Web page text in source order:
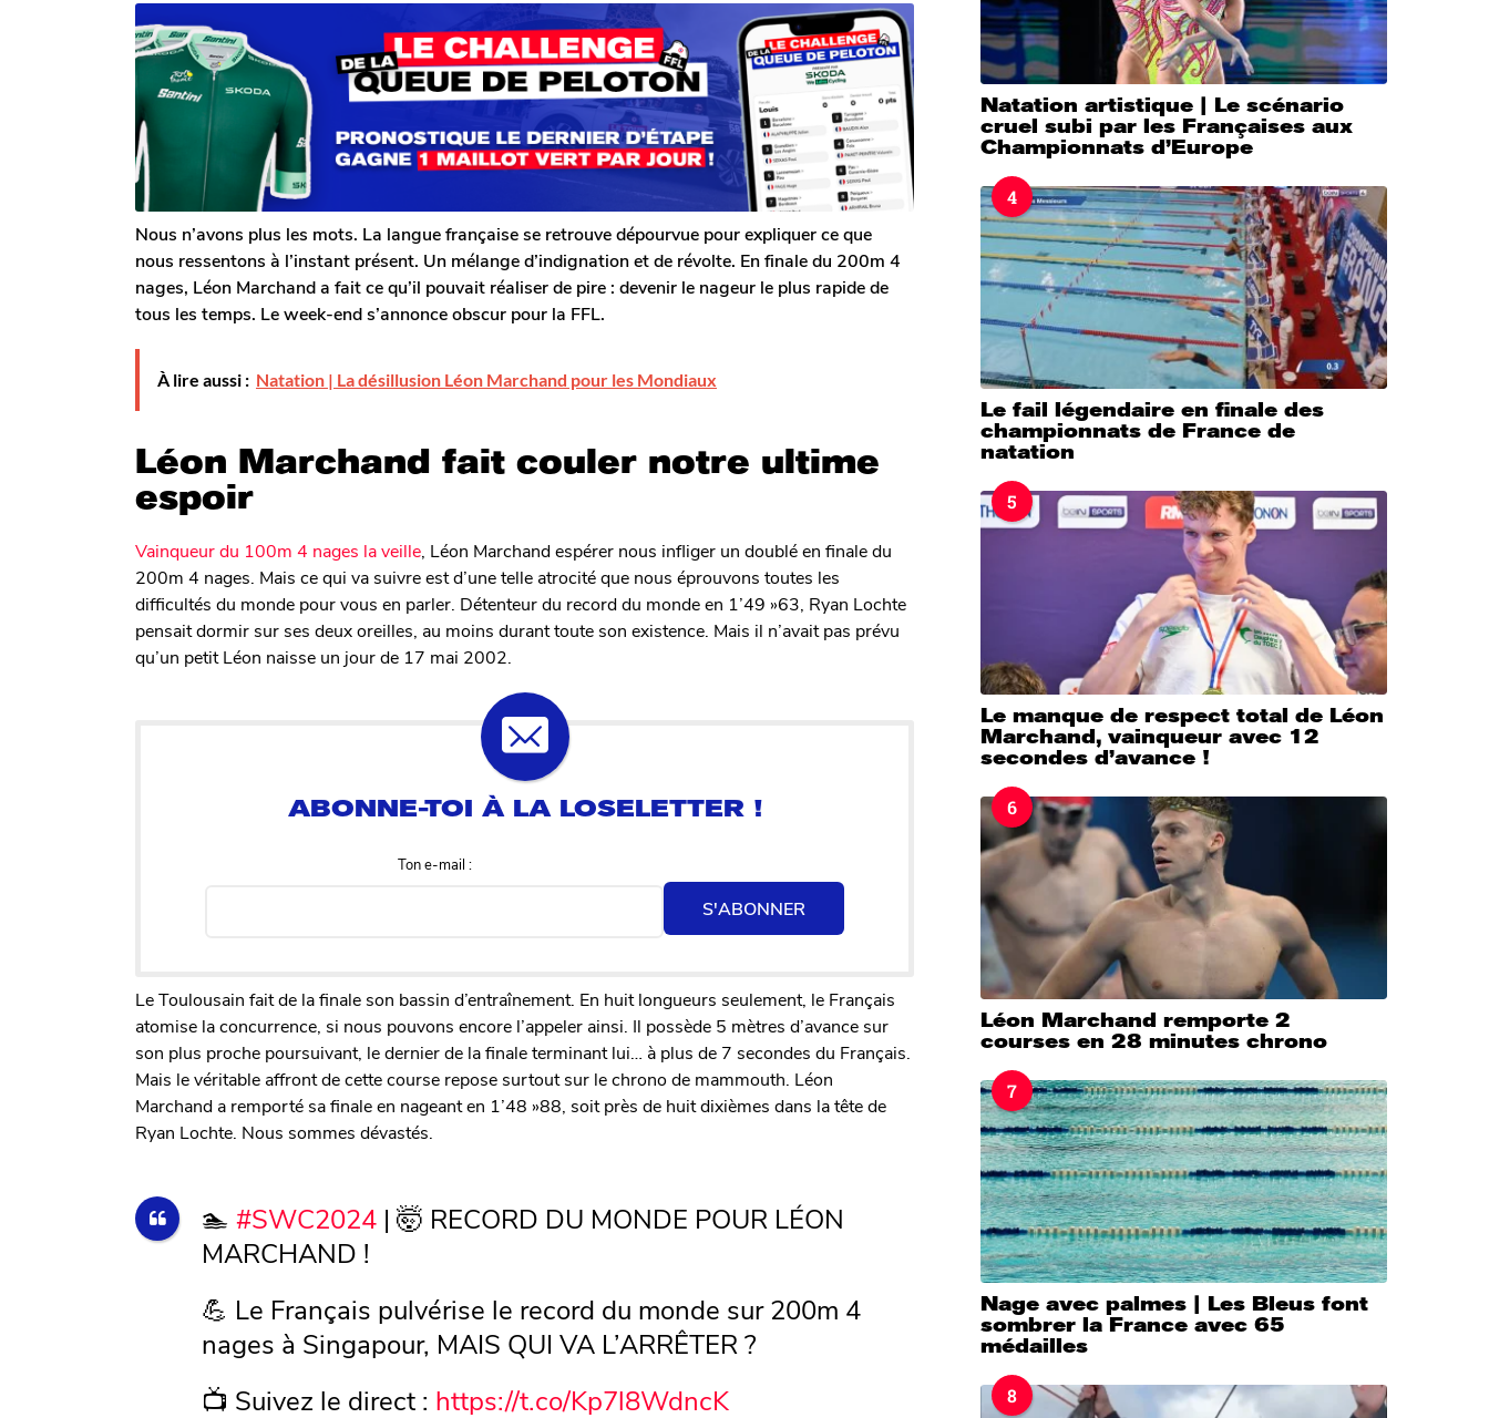
n
s
a
g
o
r
T
o
m
G
a
l
e
r
o
n
s
a
o
Nous n’avons plus les mots. La langue française se retrouve dépourvue pour expliquer ce que
nous ressentons à l’instant présent. Un mélange d’indignation et de révolte. En finale du 200m 4
nages, Léon Marchand a fait ce qu’il pouvait réaliser de pire : devenir le nageur le plus rapide de
tous les temps. Le week-end s’annonce obscur pour la FFL.
À lire aussi : Natation | La désillusion Léon Marchand pour les Mondiaux
Léon Marchand fait couler notre ultime
espoir
Vainqueur du 100m 4 nages la veille , Léon Marchand espérer nous infliger un doublé en finale du
200m 4 nages. Mais ce qui va suivre est d’une telle atrocité que nous éprouvons toutes les
difficultés du monde pour vous en parler. Détenteur du record du monde en 1’49 »63, Ryan Lochte
pensait dormir sur ses deux oreilles, au moins durant toute son existence. Mais il n’avait pas prévu
qu’un petit Léon naisse un jour de 17 mai 2002.
Ton e-mail :
S'ABONNER
Le Toulousain fait de la finale son bassin d’entraînement. En huit longueurs seulement, le Français
atomise la concurrence, si nous pouvons encore l’appeler ainsi. Il possède 5 mètres d’avance sur
son plus proche poursuivant, le dernier de la finale terminant lui… à plus de 7 secondes du Français.
Mais le véritable affront de cette course repose surtout sur le chrono de mammouth. Léon
Marchand a remporté sa finale en nageant en 1’48 »88, soit près de huit dixièmes dans la tête de
Ryan Lochte. Nous sommes dévastés.
🏊 #SWC2024 | 🤯 RECORD DU MONDE POUR LÉON
MARCHAND !
💪 Le Français pulvérise le record du monde sur 200m 4
nages à Singapour, MAIS QUI VA L’ARRÊTER ?
📺 Suivez le direct : https://t.co/Kp7l8WdncK
Natation artistique | Le scénario
cruel subi par les Françaises aux
Championnats d’Europe
4
Le fail légendaire en finale des
championnats de France de
natation
5
Le manque de respect total de Léon
Marchand, vainqueur avec 12
secondes d’avance !
6
Léon Marchand remporte 2
courses en 28 minutes chrono
7
Nage avec palmes | Les Bleus font
sombrer la France avec 65
médailles
8